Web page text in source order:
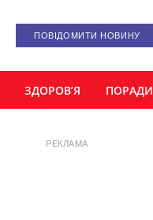
ПОВІДОМИТИ НОВИНУ
ЗДОРОВ’Я ПОРАДИ
РЕКЛАМА